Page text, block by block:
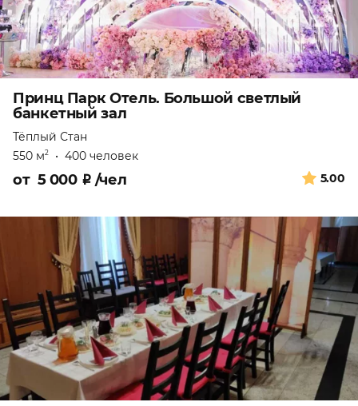
Принц Парк Отель. Большой светлый
банкетный зал
Тёплый Стан
550 м2 • 400 человек
5.00
от 5 000 ₽ /чел